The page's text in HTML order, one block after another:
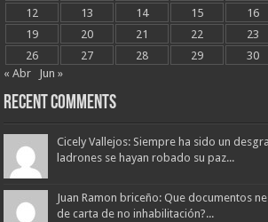
12
13 14 15 16
19
20 21 22 23
26
27 28 29 30
« Abr
Jun »
Recent Comments
Cicely Vallejos: Siempre ha sido un
ladrones se hayan robado su paz...
Juan Ramon briceño: Que documentos
de carta de no inhabilitación?...